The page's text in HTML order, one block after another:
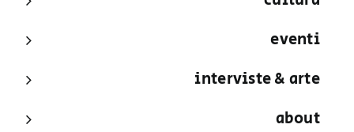
eventi
interviste & arte
about